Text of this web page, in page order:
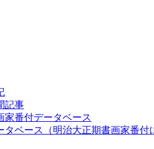
記事
家番付データベース
タベース（明治大正期書画家番付